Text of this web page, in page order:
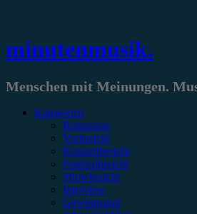
minutenmusik.
Menschen mit Meinungen.
Kategorien
Rezension
Vorbericht
Konzertbericht
Festivalbericht
Showbericht
Interview
Gewinnspiel